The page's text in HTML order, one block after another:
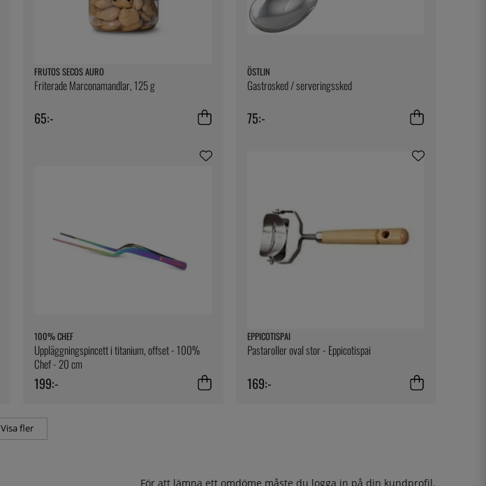
FRUTOS SECOS AURO
Friterade Marconamandlar, 125 g
65:-
ÖSTLIN
Gastrosked / serveringssked
75:-
100% CHEF
Uppläggningspincett i titanium, offset - 100%
Chef - 20 cm
199:-
EPPICOTISPAI
Pastaroller oval stor - Eppicotispai
169:-
Visa fler
För att lämna ett omdöme måste du logga in på din kundprofil.